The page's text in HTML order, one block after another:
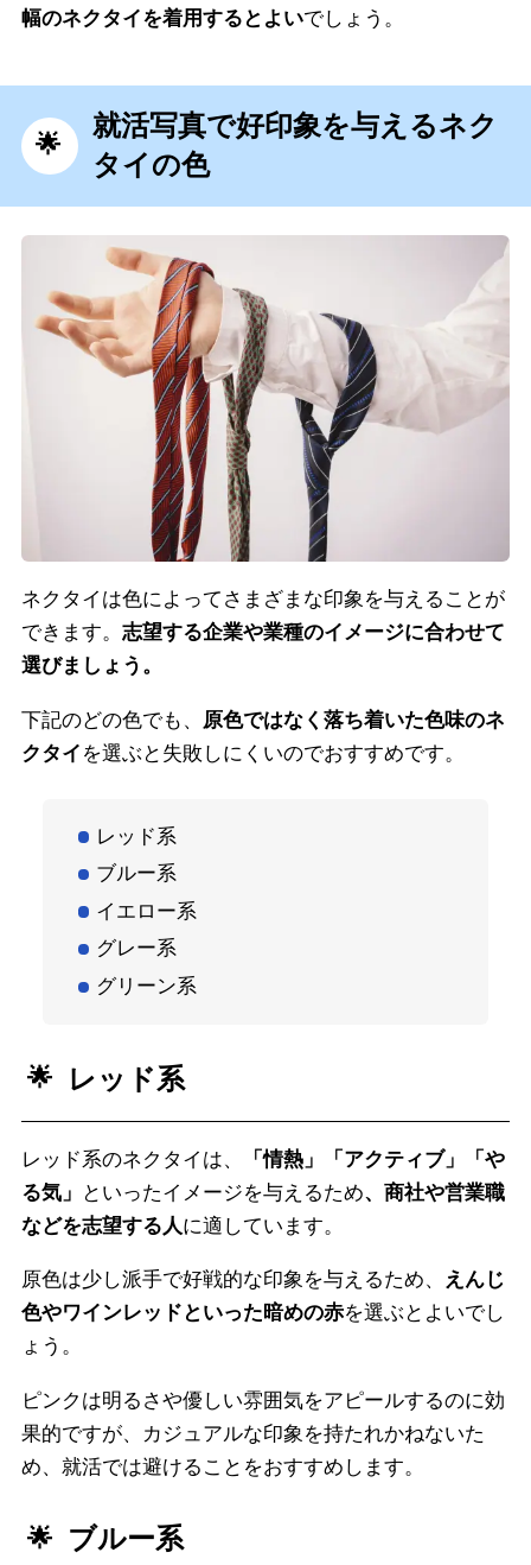
幅のネクタイを着用するとよいでしょう。
就活写真で好印象を与えるネク
タイの色
ネクタイは色によってさまざまな印象を与えることが
できます。 志望する企業や業種のイメージに合わせて
選びましょう。
下記のどの色でも、 原色ではなく落ち着いた色味のネ
クタイ を選ぶと失敗しにくいのでおすすめです。
レッド系
ブルー系
イエロー系
グレー系
グリーン系
レッド系
レッド系のネクタイは、
「情熱」「アクティブ」「や
る気」
といったイメージを与えるため、商社や営業職
などを志望する人に適しています。
原色は少し派手で好戦的な印象を与えるため、
えんじ
色やワインレッドといった暗めの赤を選ぶとよいでし
ょう。
ピンクは明るさや優しい雰囲気をアピールするのに効
果的ですが、カジュアルな印象を持たれかねないた
め、就活では避けることをおすすめします。
ブルー系